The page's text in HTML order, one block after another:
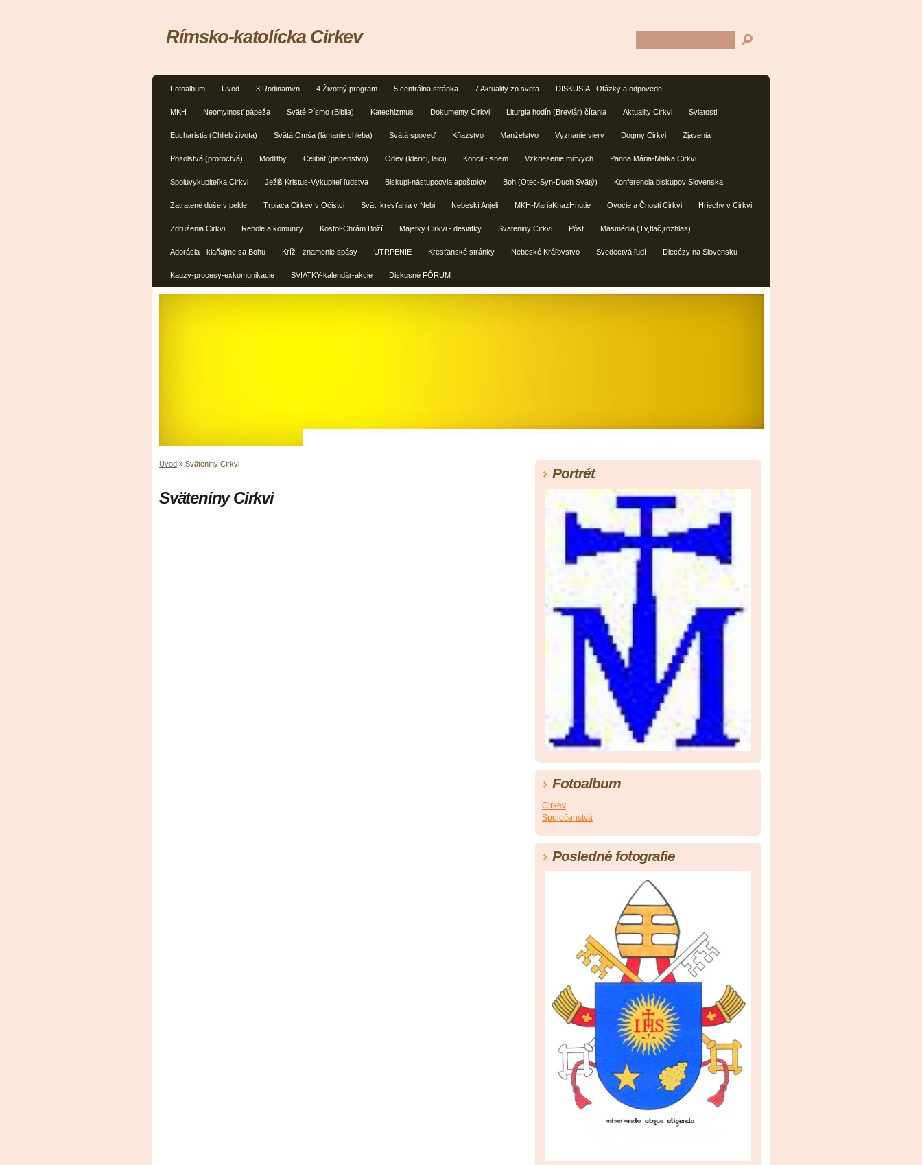
Fotoalbum Úvod 3 Rodinamvn 4 Životný program 5 centrálna stránka 7 Aktuality zo sveta DISKUSIA - Otázky a odpovede -------------------------
MKH Neomylnosť pápeža Sväté Písmo (Biblia) Katechizmus Dokumenty Cirkvi Liturgia hodín (Breviár) čítania Aktuality Cirkvi Sviatosti
Eucharistia (Chlieb života) Svätá Omša (lámanie chleba) Svätá spoveď Kňazstvo Manželstvo Vyznanie viery Dogmy Cirkvi Zjavenia
Posolstvá (proroctvá) Modlitby Celibát (panenstvo) Odev (klerici, laici) Koncil - snem Vzkriesenie mŕtvych Panna Mária-Matka Cirkvi
Spoluvykupiteľka Cirkvi Ježiš Kristus-Vykupiteľ ľudstva Biskupi-nástupcovia apoštolov Boh (Otec-Syn-Duch Svätý) Konferencia biskupov Slovenska
Zatratené duše v pekle Trpiaca Cirkev v Očistci Svätí kresťania v Nebi Nebeskí Anjeli MKH-MariaKnazHnutie Ovocie a Čnosti Cirkvi Hriechy v Cirkvi
Združenia Cirkvi Rehole a komunity Kostol-Chrám Boží Majetky Cirkvi - desiatky Sväteniny Cirkvi Pôst Masmédiá (Tv,tlač,rozhlas)
Adorácia - klaňajme sa Bohu Kríž - znamenie spásy UTRPENIE Kresťanské stránky Nebeské Kráľovstvo Svedectvá ľudí Diecézy na Slovensku
Kauzy-procesy-exkomunikacie SVIATKY-kalendár-akcie Diskusné FÓRUM
Rímsko-katolícka Cirkev
Úvod » Sväteniny Cirkvi
Sväteniny Cirkvi
Portrét
Fotoalbum
Cirkev
Spoločenstvá
Posledné fotografie